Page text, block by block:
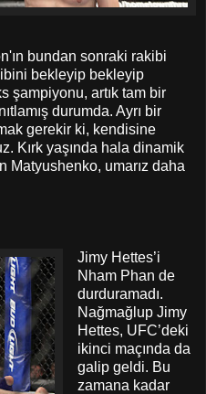
bundan sonraki rakibi
bekleyip bekleyip
şampiyonu, artık tam bir
durumda. Ayrı bir
gerekir ki, kendisine
Kırk yaşında hala dinamik
Matyushenko, umarız daha
Jimy Hettes’i
Nham Phan de
durduramadı.
Nağmağlup Jimy
Hettes, UFC’deki
ikinci maçında da
galip geldi. Bu
zamana kadar